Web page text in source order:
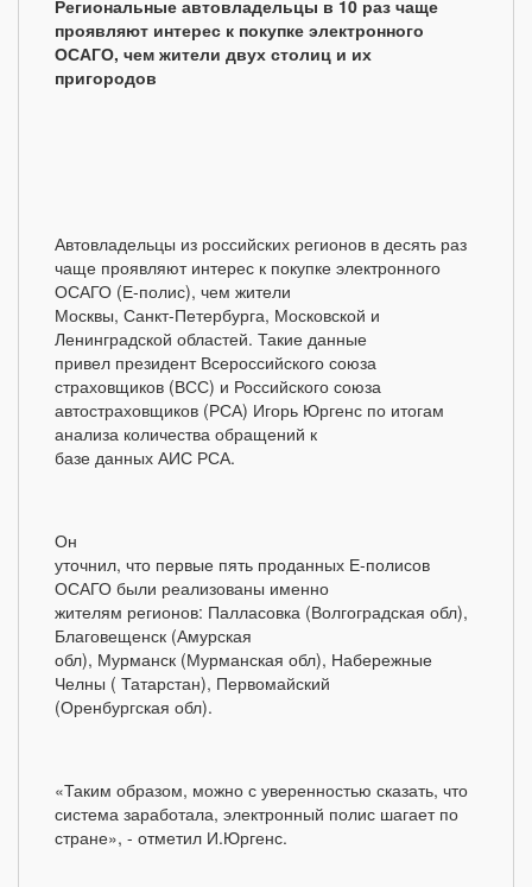
Региональные автовладельцы в 10 раз чаще
проявляют интерес к покупке электронного
ОСАГО, чем жители двух столиц и их
пригородов
Автовладельцы из российских регионов в десять раз
чаще проявляют интерес к покупке электронного
ОСАГО (Е-полис), чем жители
Москвы, Санкт-Петербурга, Московской и
Ленинградской областей. Такие данные
привел президент Всероссийского союза
страховщиков (ВСС) и Российского союза
автостраховщиков (РСА) Игорь Юргенс по итогам
анализа количества обращений к
базе данных АИС РСА.
Он
уточнил, что первые пять проданных Е-полисов
ОСАГО были реализованы именно
жителям регионов: Палласовка (Волгоградская обл),
Благовещенск (Амурская
обл), Мурманск (Мурманская обл), Набережные
Челны ( Татарстан), Первомайский
(Оренбургская обл).
«Таким образом, можно с уверенностью сказать, что
система заработала, электронный полис шагает по
стране», - отметил И.Юргенс.